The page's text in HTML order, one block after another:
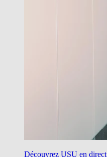
Découvrez USU en direct